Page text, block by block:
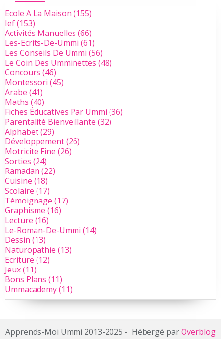
Ecole A La Maison (155)
Ief(153)
Activités Manuelles (66)
Les-Ecrits-De-Ummi (61)
Les Conseils De Ummi (56)
Le Coin Des Umminettes (48)
Concours (46)
Montessori (45)
Arabe (41)
Maths (40)
Fiches Éducatives Par Ummi (36)
Parentalité Bienveillante (32)
Alphabet(29)
Développement(26)
Motricite Fine (26)
Sorties (24)
Ramadan (22)
Cuisine (18)
Scolaire (17)
Témoignage (17)
Graphisme (16)
Lecture (16)
Le-Roman-De-Ummi (14)
Dessin (13)
Naturopathie (13)
Ecriture (12)
Jeux(11)
Bons Plans (11)
Ummacademy(11)
Apprends-Moi Ummi 2013-2025 - Hébergé parOverblog